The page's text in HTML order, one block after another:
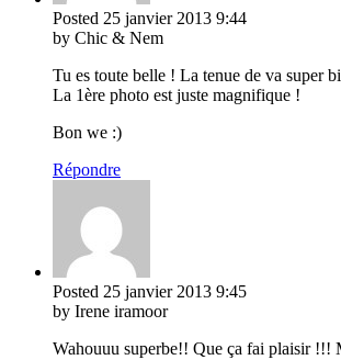
Posted 25 janvier 2013 9:44
by Chic & Nem
Tu es toute belle ! La tenue de va super
La 1ère photo est juste magnifique !
Bon we :)
Répondre
Posted 25 janvier 2013 9:45
by Irene iramoor
Wahouuu superbe!! Que ça fai plaisir !!!